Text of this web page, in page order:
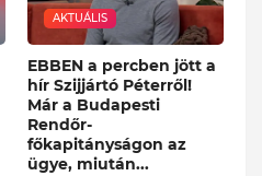
AKTUÁLIS
EBBEN a percben jött a
hír Szijjártó Péterről!
Már a Budapesti
Rendőr-
főkapitányságon az
ügye, miután...